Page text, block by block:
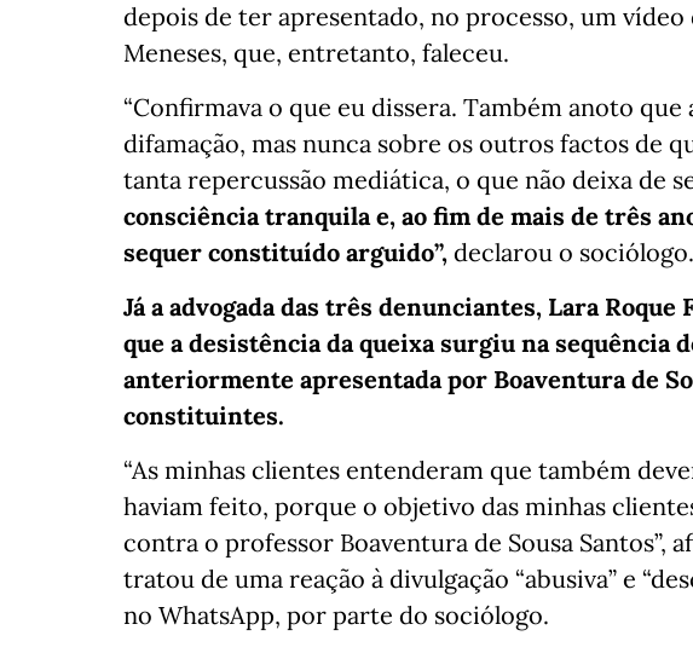
depois de ter apresentado, no processo, um
Meneses, que, entretanto, faleceu.
“Confirmava o que eu dissera. Também anoto
difamação, mas nunca sobre os outros factos de
tanta repercussão mediática, o que não deixa de
consciência tranquila e, ao fim de mais de três
sequer constituído arguido”, declarou o sociólogo.
Já a advogada das três denunciantes, Lara
que a desistência da queixa surgiu na sequência
anteriormente apresentada por Boaventura de
constituintes.
“As minhas clientes entenderam que também
haviam feito, porque o objetivo das minhas
contra o professor Boaventura de Sousa Santos”,
tratou de uma reação à divulgação “abusiva” e
no WhatsApp, por parte do sociólogo.